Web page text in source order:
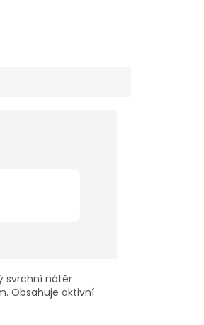
svrchní nátěr
Obsahuje aktivní